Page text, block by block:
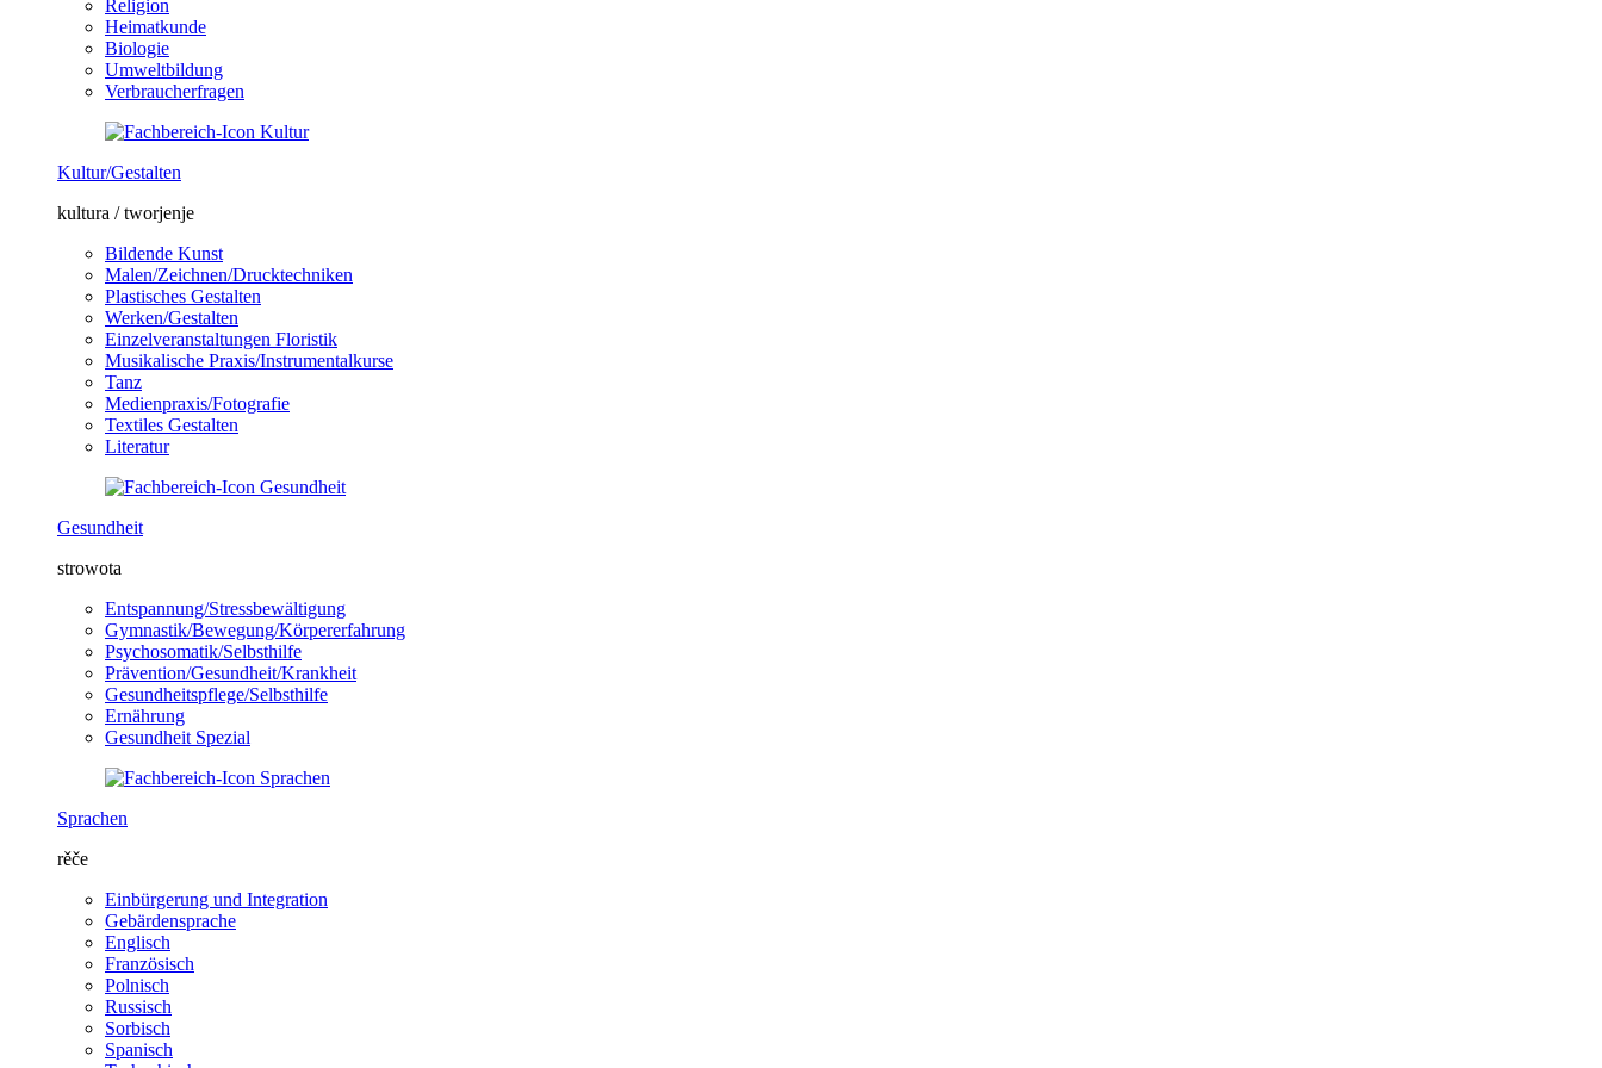
Religion
Heimatkunde
Biologie
Umweltbildung
Verbraucherfragen
Kultur/Gestalten
kultura / tworjenje
Bildende Kunst
Malen/Zeichnen/Drucktechniken
Plastisches Gestalten
Werken/Gestalten
Einzelveranstaltungen Floristik
Musikalische Praxis/Instrumentalkurse
Tanz
Medienpraxis/Fotografie
Textiles Gestalten
Literatur
Gesundheit
strowota
Entspannung/Stressbewältigung
Gymnastik/Bewegung/Körpererfahrung
Psychosomatik/Selbsthilfe
Prävention/Gesundheit/Krankheit
Gesundheitspflege/Selbsthilfe
Ernährung
Gesundheit Spezial
Sprachen
rěče
Einbürgerung und Integration
Gebärdensprache
Englisch
Französisch
Polnisch
Russisch
Sorbisch
Spanisch